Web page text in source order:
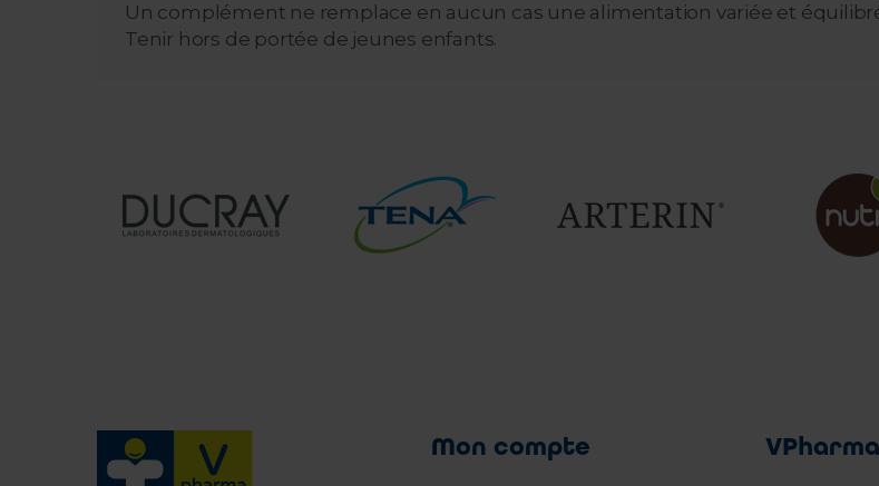
Un complément ne remplace en aucun cas une alimentation variée et
Tenir hors de portée de jeunes enfants.
Mon compte VPharma